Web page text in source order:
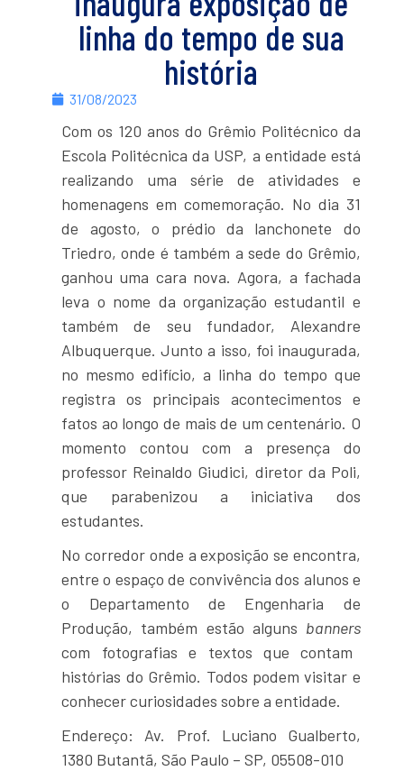
linha do tempo de sua
história
31/08/2023
Com os 120 anos do Grêmio Politécnico da
Escola Politécnica da USP, a entidade está
realizando uma série de atividades e
homenagens em comemoração. No dia 31
de agosto, o prédio da lanchonete do
Triedro, onde é também a sede do Grêmio,
ganhou uma cara nova. Agora, a fachada
leva o nome da organização estudantil e
também de seu fundador, Alexandre
Albuquerque. Junto a isso, foi inaugurada,
no mesmo edifício, a linha do tempo que
registra os principais acontecimentos e
fatos ao longo de mais de um centenário. O
momento contou com a presença do
professor Reinaldo Giudici, diretor da Poli,
que parabenizou a iniciativa dos
estudantes.
No corredor onde a exposição se encontra,
entre o espaço de convivência dos alunos e
o Departamento de Engenharia de
Produção, também estão alguns banners
com fotografias e textos que contam
histórias do Grêmio. Todos podem visitar e
conhecer curiosidades sobre a entidade.
Endereço: Av. Prof. Luciano Gualberto,
1380 Butantã, São Paulo – SP, 05508-010